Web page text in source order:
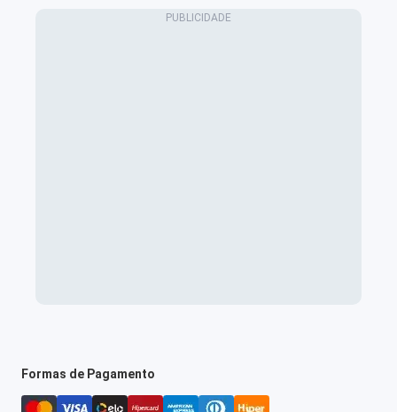
Formas de Pagamento